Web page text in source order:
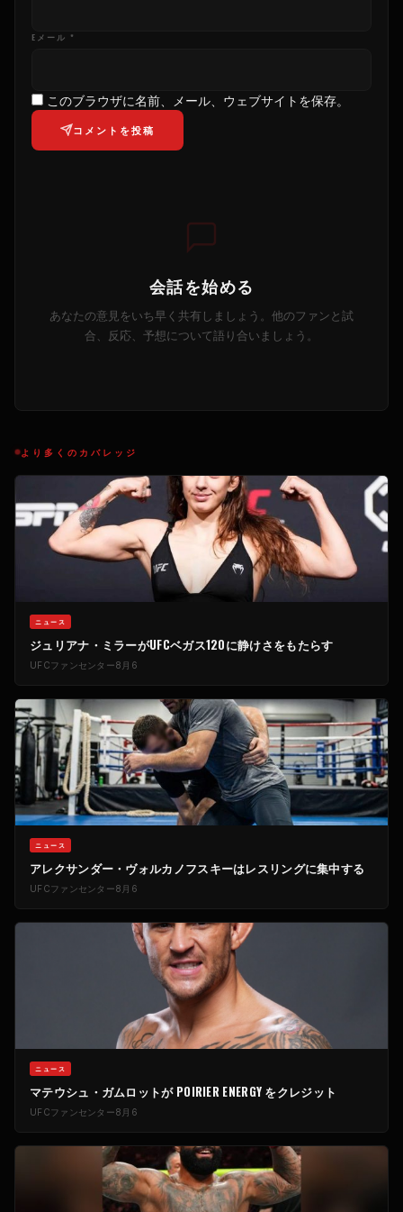
Eメール *
このブラウザに名前、メール、ウェブサイトを保存。
コメントを投稿
会話を始める
あなたの意見をいち早く共有しましょう。他のファンと試
合、反応、予想について語り合いましょう。
より多くのカバレッジ
ニュース
ジュリアナ・ミラーがUFCベガス120に静けさをもたらす
UFCファンセンター8月6
ニュース
アレクサンダー・ヴォルカノフスキーはレスリングに集中する
UFCファンセンター8月6
ニュース
マテウシュ・ガムロットが POIRIER ENERGY をクレジット
UFCファンセンター8月6